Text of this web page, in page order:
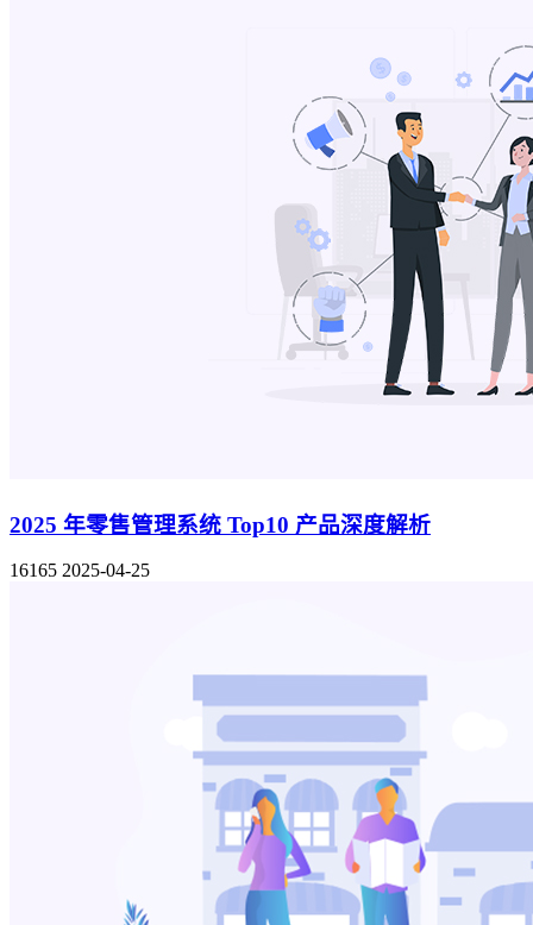
2025 年零售管理系统 Top10 产品深度解析
16165 2025-04-25